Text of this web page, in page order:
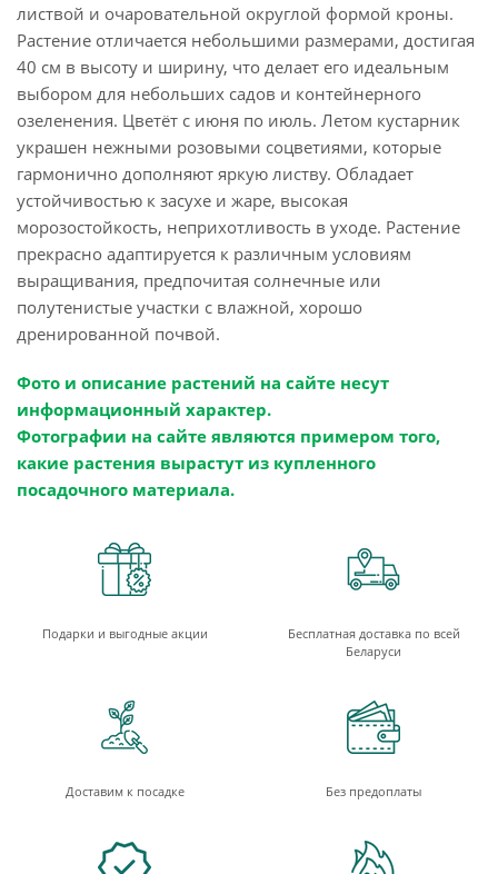
листвой и очаровательной округлой формой кроны.
Растение отличается небольшими размерами, достигая
40 см в высоту и ширину, что делает его идеальным
выбором для небольших садов и контейнерного
озеленения. Цветёт с июня по июль. Летом кустарник
украшен нежными розовыми соцветиями, которые
гармонично дополняют яркую листву. Обладает
устойчивостью к засухе и жаре, высокая
морозостойкость, неприхотливость в уходе. Растение
прекрасно адаптируется к различным условиям
выращивания, предпочитая солнечные или
полутенистые участки с влажной, хорошо
дренированной почвой.
Фото и описание растений на сайте несут
информационный характер.
Фотографии на сайте являются примером того,
какие растения вырастут из купленного
посадочного материала.
Подарки и выгодные акции
Бесплатная доставка по всей
Беларуси
Доставим к посадке Без предоплаты